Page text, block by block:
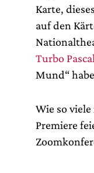
Karte,
auf den
Turbo Pascal
Mund“
Wie so
Premiere